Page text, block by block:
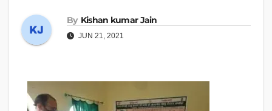
By Kishan kumar Jain
JUN 21, 2021